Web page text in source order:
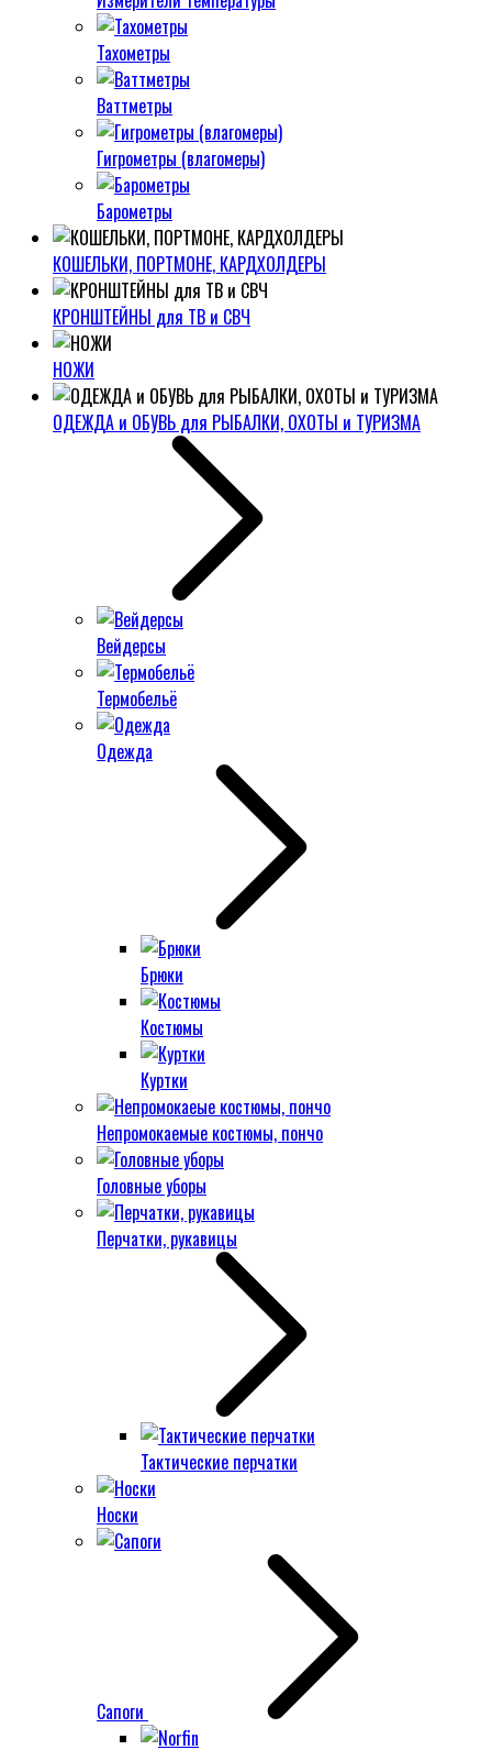
Тахометры
Ваттметры
Гигрометры (влагомеры)
Барометры
КОШЕЛЬКИ, ПОРТМОНЕ, КАРДХОЛДЕРЫ
КРОНШТЕЙНЫ для ТВ и СВЧ
НОЖИ
ОДЕЖДА и ОБУВЬ для РЫБАЛКИ, ОХОТЫ и ТУРИЗМА
Вейдерсы
Термобельё
Одежда
Брюки
Костюмы
Куртки
Непромокаемые костюмы, пончо
Головные уборы
Перчатки, рукавицы
Тактические перчатки
Носки
Сапоги